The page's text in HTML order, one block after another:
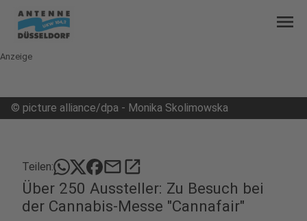
menu
Anzeige
© picture alliance/dpa - Monika Skolimowska
Teilen: mailopen_in_new
Über 250 Aussteller: Zu Besuch bei
der Cannabis-Messe "Cannafair"